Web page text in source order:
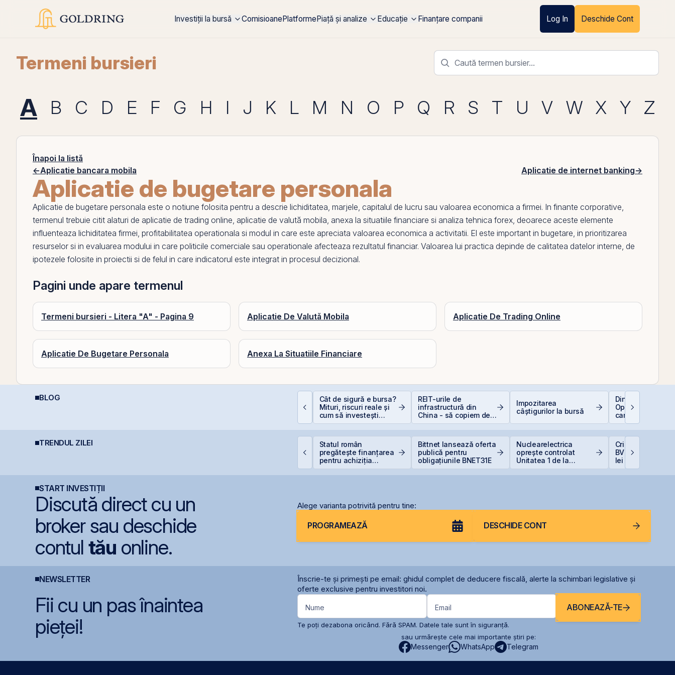
Investiții la bursă ComisioanePlatformePiață și analize Educație Finanțare companii Log In Deschide Cont
Termeni bursieri
A B C D E F G H I J K L M N O P Q R S T U V W X Y Z
Înapoi la listă
←Aplicatie bancara mobila Aplicatie de internet banking→
Aplicatie de bugetare personala
Aplicatie de bugetare personala este o notiune folosita pentru a descrie lichiditatea, marjele, capitalul de lucru sau valoarea economica a firmei. In finante corporative,
termenul trebuie citit alaturi de aplicatie de trading online, aplicatie de valută mobila, anexa la situatiile financiare si analiza tehnica forex, deoarece aceste elemente
influenteaza lichiditatea firmei, profitabilitatea operationala si modul in care este apreciata valoarea economica a activitatii. El este important in bugetare, in prioritizarea
resurselor si in evaluarea modului in care politicile comerciale sau operationale afecteaza rezultatul financiar. Valoarea lui practica depinde de calitatea datelor interne, de
ipotezele folosite in proiectii si de felul in care indicatorul este integrat in procesul decizional.
Pagini unde apare termenul
Termeni bursieri - Litera "A" - Pagina 9 Aplicatie De Valută Mobila Aplicatie De Trading Online
Aplicatie De Bugetare Personala Anexa La Situatiile Financiare
BLOG
Contakt accelerează
Cât de sigură e bursa?
Mituri, riscuri reale și
cum să investești
inteligent
REIT-urile de
infrastructură din
China - să copiem de
la cel ce copiază?!
Impozitarea
câștigurilor la bursă
Dincolo de
Oportunitățile
care construiesc
viitorul AI
TRENDUL ZILEI
Fidelis din august vine
Statul român
pregătește finanțarea
pentru achiziția
Bittnet lansează oferta
publică pentru
obligațiunile BNET31E
Nuclearelectrica
oprește controlat
Unitatea 1 de la
Cris-Tim urcă
BVB și adaugă
lei la capitalizare
singură zi
START INVESTIȚII
Discută direct cu un
broker sau deschide
contul tău online.
Alege varianta potrivită pentru tine:
PROGRAMEAZĂ DESCHIDE CONT
NEWSLETTER
Înscrie-te și primești pe email: ghidul complet de deducere fiscală, alerte la schimbari legislative și
oferte exclusive pentru investitori noi.
Fii cu un pas înaintea
pieței!
Nume Email ABONEAZĂ-TE
Te poți dezabona oricând. Fără SPAM. Datele tale sunt în siguranță.
sau urmărește cele mai importante știri pe:
Messenger WhatsApp Telegram